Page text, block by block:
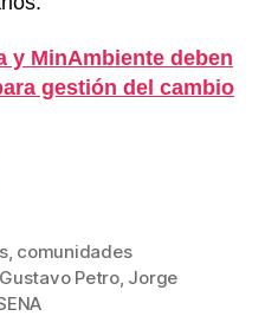
y MinAmbiente deben
gestión del cambio
, comunidades
Gustavo Petro, Jorge